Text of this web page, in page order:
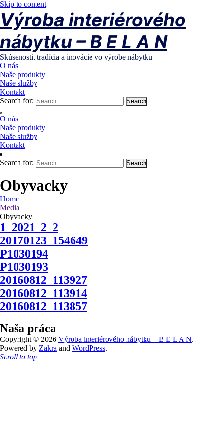
Skip to content
Výroba interiérového
nábytku – B E L A N
Skúsenosti, tradícia a inovácie vo výrobe nábytku
O nás
Naše produkty
Naše služby
Kontakt
Search for:
O nás
Naše produkty
Naše služby
Kontakt
Search for:
Obyvacky
Home
Media
Obyvacky
1_2021_2_2
20170123_154649
P1030194
P1030193
20160812_113927
20160812_113914
20160812_113857
Naša práca
Copyright © 2026 Výroba interiérového nábytku – B E L A N.
Powered by Zakra and WordPress.
Scroll to top